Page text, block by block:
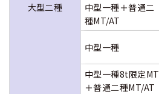
大型二種
中型一種＋普通二
種MT/AT
中型一種
中型一種8t限定MT
＋普通二種MT/AT